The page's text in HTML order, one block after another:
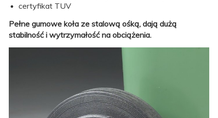
certyfikat TUV
Pełne gumowe koła ze stalową ośką, dają dużą
stabilność i wytrzymałość na obciążenia.